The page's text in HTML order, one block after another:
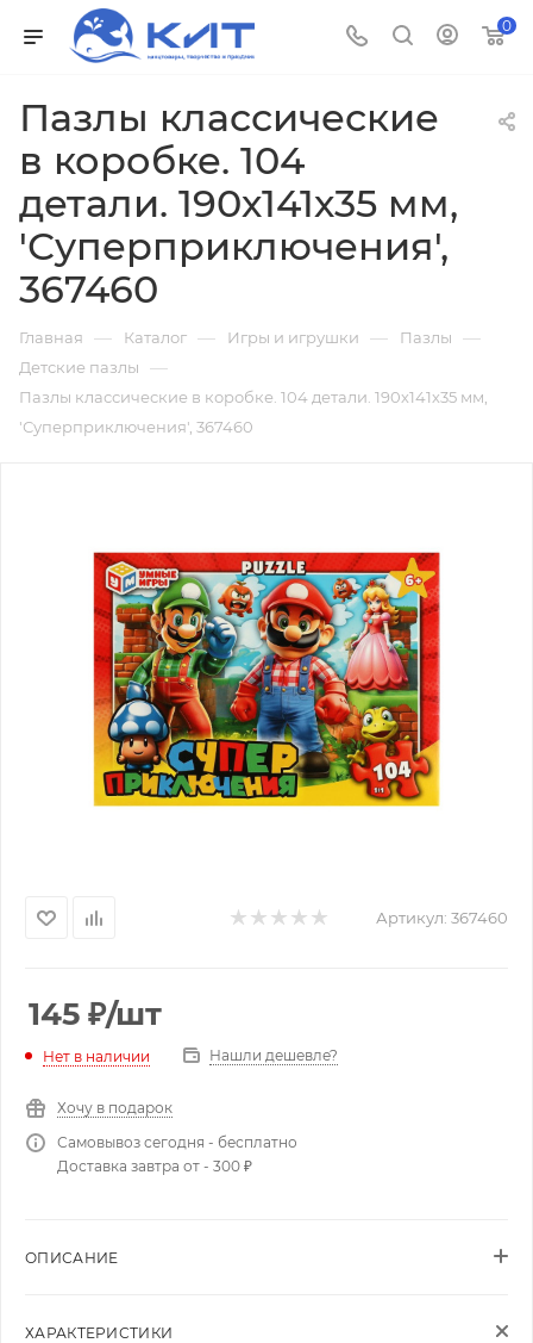
0
Пазлы классические
в коробке. 104
детали. 190х141х35 мм,
'Суперприключения',
367460
Главная — Каталог — Игры и игрушки — Пазлы —
Детские пазлы —
Пазлы классические в коробке. 104 детали. 190х141х35 мм,
'Суперприключения', 367460
Артикул: 367460
145 ₽/шт
Нет в наличии Нашли дешевле?
Хочу в подарок
Самовывоз сегодня - бесплатно
Доставка завтра от - 300 ₽
ОПИСАНИЕ
ХАРАКТЕРИСТИКИ